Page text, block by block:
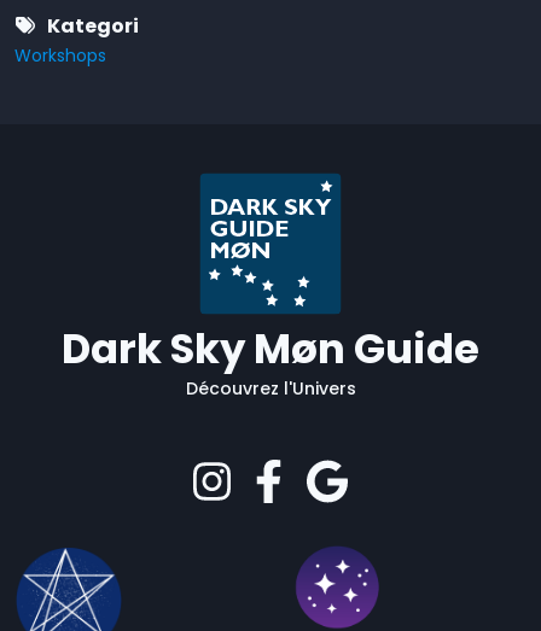
Kategori
Workshops
Dark Sky Møn Guide
Découvrez l'Univers